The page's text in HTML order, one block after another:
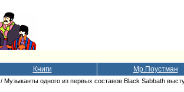
Книги Мр.Поустман
/ Музыканты одного из первых составов Black Sabbath